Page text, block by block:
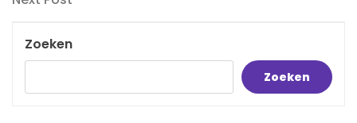
Zoeken
Zoeken